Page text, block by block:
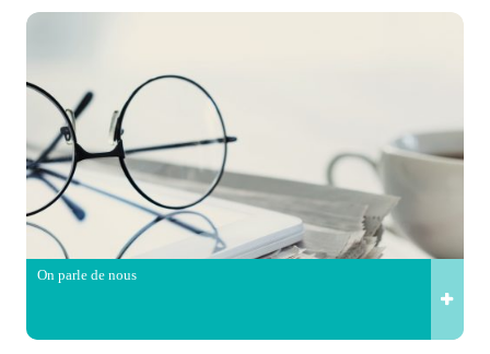
On parle de nous